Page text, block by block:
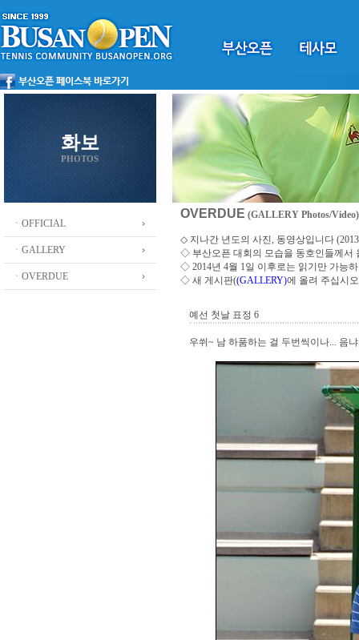
화보
PHOTOS
ㆍOFFICIAL
ㆍGALLERY
ㆍOVERDUE
OVERDUE (GALLERY Photos/Video)
◇ 지나간 년도의 사진, 동영상입니다
◇ 부산오픈 대회의 모습을 동호인들께서
◇ 2014년 4월 1일 이후로는 읽기만 가능
◇ 새 게시판((GALLERY)에 올려 주십시오
예선 첫날 표정 6
우쒸~ 남 하품하는 걸 두번씩이나... 음